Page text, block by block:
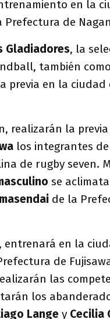
en la
Prefectura de
Gladiadores, la
también
previa en la ciudad
realizarán la
los integrantes
de rugby seven.
se
de la
entrenará en la
de
las
los
Lange y Cecilia